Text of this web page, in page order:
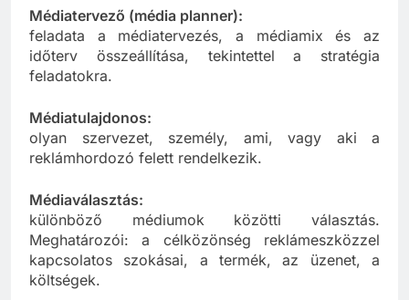
Médiatervező (média planner):
feladata a médiatervezés, a médiamix és az
időterv összeállítása, tekintettel a stratégia
Médiatulajdonos:
olyan szervezet, személy, ami, vagy aki a
Médiaválasztás:
különböző médiumok közötti választás.
Meghatározói: a célközönség reklámeszközzel
kapcsolatos szokásai, a termék, az üzenet, a